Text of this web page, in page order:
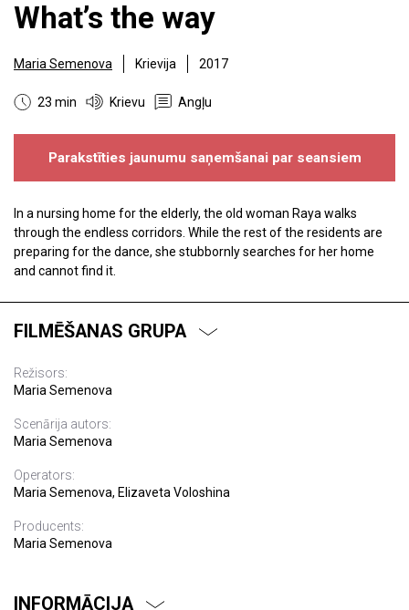
What’s the way
Maria Semenova Krievija 2017
23 min Krievu Angļu
Parakstīties jaunumu saņemšanai par seansiem
In a nursing home for the elderly, the old woman Raya walks
through the endless corridors. While the rest of the residents are
preparing for the dance, she stubbornly searches for her home
and cannot find it.
FILMĒŠANAS GRUPA
Režisors:
Maria Semenova
Scenārija autors:
Maria Semenova
Operators:
Maria Semenova, Elizaveta Voloshina
Producents:
Maria Semenova
INFORMĀCIJA